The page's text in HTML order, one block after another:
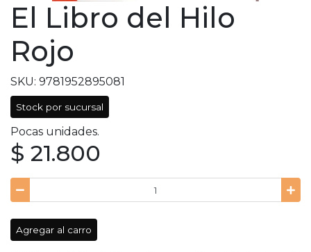
El Libro del Hilo
Rojo
SKU: 9781952895081
Stock por sucursal
Pocas unidades.
$ 21.800
Agregar al carro